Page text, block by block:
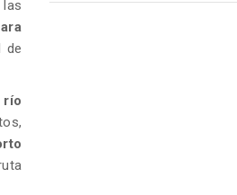
de
río